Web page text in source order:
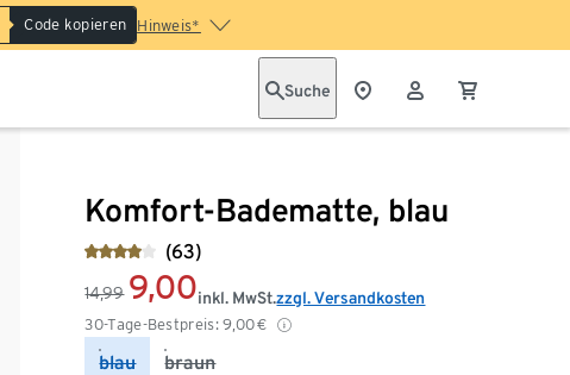
Code kopieren Hinweis*
Suche
Komfort-Badematte, blau
(63)
14,99 9,00
30-Tage-Bestpreis: 9,00€
inkl. MwSt.zzgl. Versandkosten
blau braun